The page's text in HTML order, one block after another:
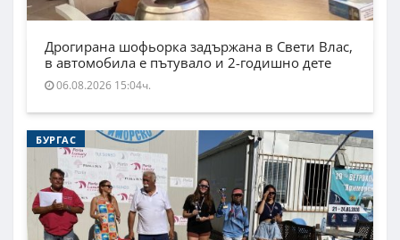
Дрогирана шофьорка задържана в Свети Влас,
в автомобила е пътувало и 2-годишно дете
06.08.2026 15:04ч.
БУРГАС